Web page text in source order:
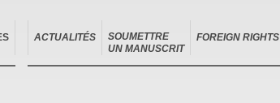
ACTUALITÉS
SOUMETTRE
UN MANUSCRIT
FOREIGN RIGHTS